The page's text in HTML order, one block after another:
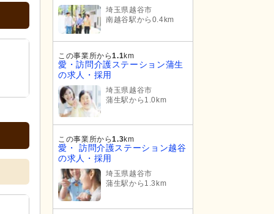
埼玉県越谷市
南越谷駅から0.4km
この事業所から1.1km
愛・訪問介護ステーション蒲生
の求人・採用
埼玉県越谷市
蒲生駅から1.0km
この事業所から1.3km
愛・ 訪問介護ステーション越谷
の求人・採用
埼玉県越谷市
蒲生駅から1.3km